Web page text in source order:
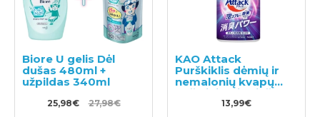
Biore U gelis Dėl
dušas 480ml +
užpildas 340ml
25,98€ 27,98€
KAO Attack
Purškiklis dėmių ir
nemalonių kvapų
pašalinimui prieš
skalbimą 300ml
13,99€